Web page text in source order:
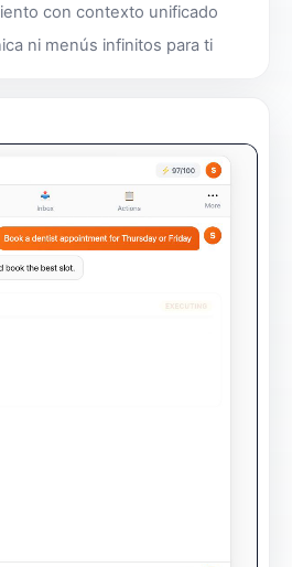
con contexto unificado
ni menús infinitos para ti